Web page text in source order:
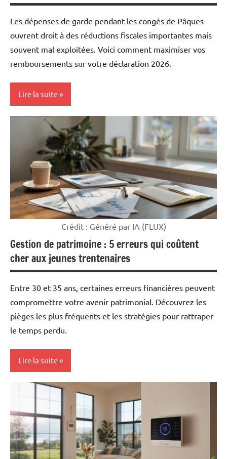
Les dépenses de garde pendant les congés de Pâques
ouvrent droit à des réductions fiscales importantes mais
souvent mal exploitées. Voici comment maximiser vos
remboursements sur votre déclaration 2026.
Lire la suite
Crédit : Généré par IA (FLUX)
Gestion de patrimoine : 5 erreurs qui coûtent
cher aux jeunes trentenaires
Entre 30 et 35 ans, certaines erreurs financières peuvent
compromettre votre avenir patrimonial. Découvrez les
pièges les plus fréquents et les stratégies pour rattraper
le temps perdu.
Lire la suite